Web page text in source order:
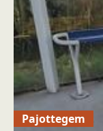
Pajottegem